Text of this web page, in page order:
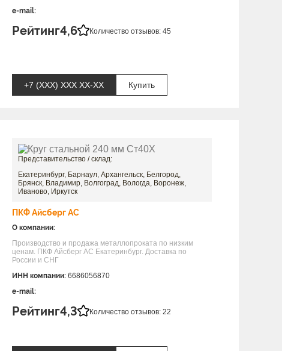
e-mail:
Рейтинг4,6 Количество отзывов: 45
+7 (XXX) ХХХ ХХ-ХХ Купить
Представительство / склад:
Екатеринбург, Барнаул, Архангельск, Белгород,
Брянск, Владимир, Волгоград, Вологда, Воронеж,
Иваново, Иркутск
ПКФ Айсберг АС
О компании:
Производство и продажа металлопроката по низким
ценам. ПКФ Айсберг АС Екатеринбург. Доставка по
России и СНГ
ИНН компании: 6686056870
e-mail:
Рейтинг4,3 Количество отзывов: 22